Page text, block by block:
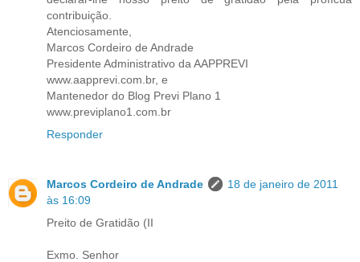
contribuição.
Atenciosamente,
Marcos Cordeiro de Andrade
Presidente Administrativo da AAPPREVI
www.aapprevi.com.br, e
Mantenedor do Blog Previ Plano 1
www.previplano1.com.br
Responder
Marcos Cordeiro de Andrade
18 de janeiro de 2011
às 16:09
Preito de Gratidão (II
Exmo. Senhor